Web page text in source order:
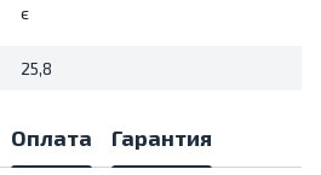
є
25,8
Оплата Гарантия